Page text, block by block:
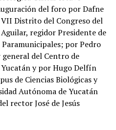
del foro por Dafne
Distrito del Congreso del
regidor Presidente de
por Pedro
del Centro de
y por Hugo Delfín
de Ciencias Biológicas y
Autónoma de Yucatán
rector José de Jesús